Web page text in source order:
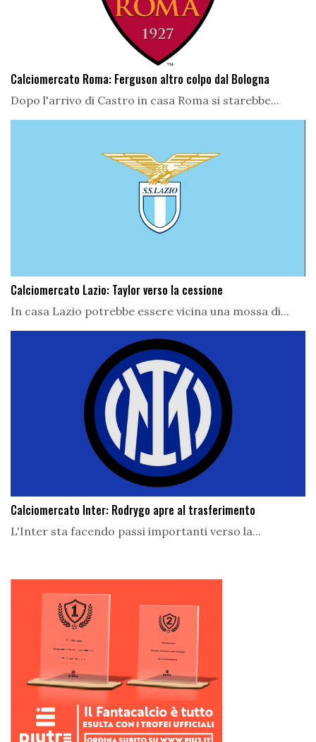
Calciomercato Roma: Ferguson altro colpo dal Bologna
Dopo l'arrivo di Castro in casa Roma si starebbe...
Calciomercato Lazio: Taylor verso la cessione
In casa Lazio potrebbe essere vicina una mossa di...
Calciomercato Inter: Rodrygo apre al trasferimento
L'Inter sta facendo passi importanti verso la...